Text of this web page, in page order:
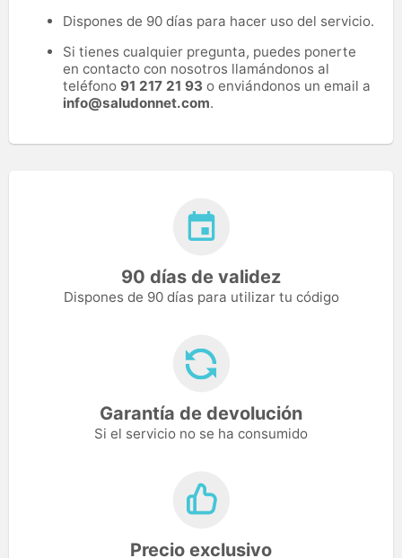
Dispones de 90 días para hacer uso del servicio.
Si tienes cualquier pregunta, puedes ponerte
en contacto con nosotros llamándonos al
teléfono 91 217 21 93 o enviándonos un email a
info@saludonnet.com.
90 días de validez
Dispones de 90 días para utilizar tu código
Garantía de devolución
Si el servicio no se ha consumido
Precio exclusivo